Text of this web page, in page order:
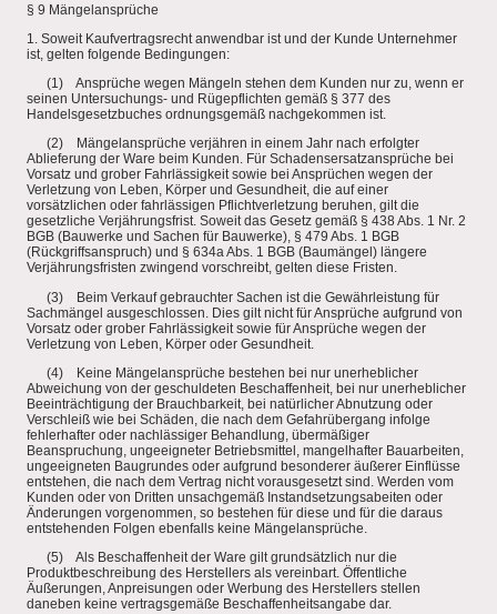
§ 9 Mängelansprüche
1. Soweit Kaufvertragsrecht anwendbar ist und der Kunde Unternehmer
ist, gelten folgende Bedingungen:
(1) Ansprüche wegen Mängeln stehen dem Kunden nur zu, wenn er
seinen Untersuchungs- und Rügepflichten gemäß § 377 des
Handelsgesetzbuches ordnungsgemäß nachgekommen ist.
(2) Mängelansprüche verjähren in einem Jahr nach erfolgter
Ablieferung der Ware beim Kunden. Für Schadensersatzansprüche bei
Vorsatz und grober Fahrlässigkeit sowie bei Ansprüchen wegen der
Verletzung von Leben, Körper und Gesundheit, die auf einer
vorsätzlichen oder fahrlässigen Pflichtverletzung beruhen, gilt die
gesetzliche Verjährungsfrist. Soweit das Gesetz gemäß § 438 Abs. 1 Nr. 2
BGB (Bauwerke und Sachen für Bauwerke), § 479 Abs. 1 BGB
(Rückgriffsanspruch) und § 634a Abs. 1 BGB (Baumängel) längere
Verjährungsfristen zwingend vorschreibt, gelten diese Fristen.
(3) Beim Verkauf gebrauchter Sachen ist die Gewährleistung für
Sachmängel ausgeschlossen. Dies gilt nicht für Ansprüche aufgrund von
Vorsatz oder grober Fahrlässigkeit sowie für Ansprüche wegen der
Verletzung von Leben, Körper oder Gesundheit.
(4) Keine Mängelansprüche bestehen bei nur unerheblicher
Abweichung von der geschuldeten Beschaffenheit, bei nur unerheblicher
Beeinträchtigung der Brauchbarkeit, bei natürlicher Abnutzung oder
Verschleiß wie bei Schäden, die nach dem Gefahrübergang infolge
fehlerhafter oder nachlässiger Behandlung, übermäßiger
Beanspruchung, ungeeigneter Betriebsmittel, mangelhafter Bauarbeiten,
ungeeigneten Baugrundes oder aufgrund besonderer äußerer Einflüsse
entstehen, die nach dem Vertrag nicht vorausgesetzt sind. Werden vom
Kunden oder von Dritten unsachgemäß Instandsetzungsabeiten oder
Änderungen vorgenommen, so bestehen für diese und für die daraus
entstehenden Folgen ebenfalls keine Mängelansprüche.
(5) Als Beschaffenheit der Ware gilt grundsätzlich nur die
Produktbeschreibung des Herstellers als vereinbart. Öffentliche
Äußerungen, Anpreisungen oder Werbung des Herstellers stellen
daneben keine vertragsgemäße Beschaffenheitsangabe dar.